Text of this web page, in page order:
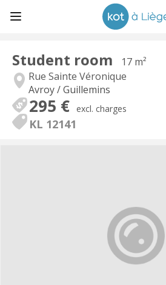
Student room
17 m²
Rue Sainte Véronique
Avroy / Guillemins
295 € excl. charges
KL 12141